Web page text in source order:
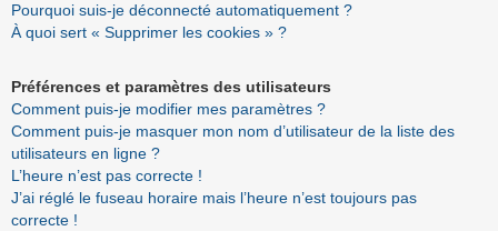
Pourquoi suis-je déconnecté automatiquement ?
À quoi sert « Supprimer les cookies » ?
Préférences et paramètres des utilisateurs
Comment puis-je modifier mes paramètres ?
Comment puis-je masquer mon nom d’utilisateur de la liste des
utilisateurs en ligne ?
L’heure n’est pas correcte !
J’ai réglé le fuseau horaire mais l’heure n’est toujours pas
correcte !